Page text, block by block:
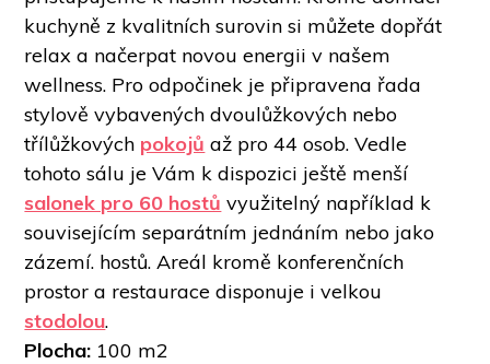
kuchyně z kvalitních surovin si můžete dopřát
relax a načerpat novou energii v našem
wellness. Pro odpočinek je připravena řada
stylově vybavených dvoulůžkových nebo
třílůžkových pokojů až pro 44 osob. Vedle
tohoto sálu je Vám k dispozici ještě menší
salonek pro 60 hostů využitelný například k
souvisejícím separátním jednáním nebo jako
zázemí. hostů. Areál kromě konferenčních
stodolou.
Plocha: 100 m2